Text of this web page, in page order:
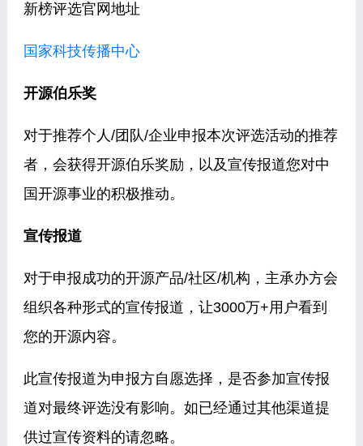
新榜评选官网地址
国家科技传播中心
开源伯乐奖
对于推荐个人/团队/企业申报本次评选活动的推荐
者，会获得开源伯乐奖励，以及宣传报道您对中
国开源事业的积极推动。
宣传报道
对于申报成功的开源产品/社区/机构，主承办方会
组织各种形式的宣传报道，让3000万+用户看到
您的开源内容。
此宣传报道为申报方自愿选择，是否参加宣传报
道对最终评选没有影响。如已经通过其他渠道提
供过宣传资料的请忽略。